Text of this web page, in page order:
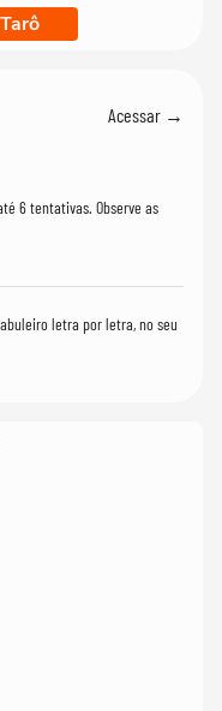
Acessar →
6 tentativas. Observe as
letra por letra, no seu